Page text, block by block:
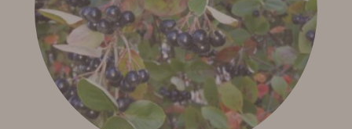
Type de plante Arbre
Porte-greffe
C35, C4475, FA5,
Poncirus, Volkameriana